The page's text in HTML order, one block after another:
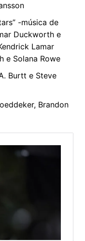
-música de
Duckworth e
Lamar
e Solana Rowe
Burtt e Steve
Brandon